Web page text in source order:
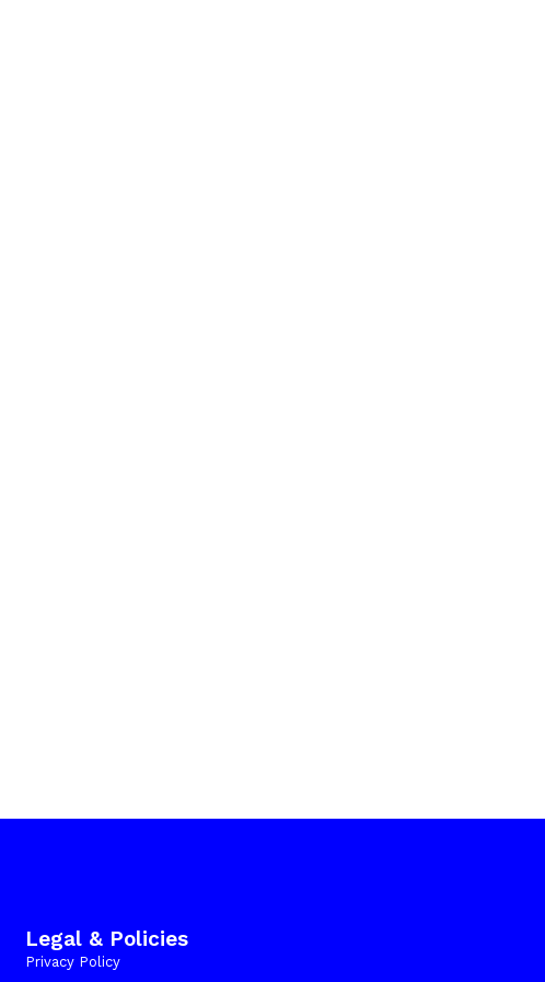
Legal & Policies
Privacy Policy